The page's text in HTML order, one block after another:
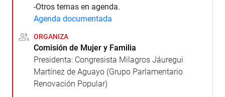
-Otros temas en agenda.
Agenda documentada
ORGANIZA
Comisión de Mujer y Familia
Presidenta: Congresista Milagros Jáuregui
Martínez de Aguayo (Grupo Parlamentario
Renovación Popular)